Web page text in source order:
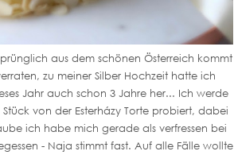
aus dem schönen Österreich kommt
zu meiner Silber Hochzeit hatte ich
Jahr auch schon 3 Jahre her... Ich werde
von der Esterházy Torte probiert, dabei
ich habe mich gerade als verfressen bei
- Naja stimmt fast. Auf alle Fälle wollte